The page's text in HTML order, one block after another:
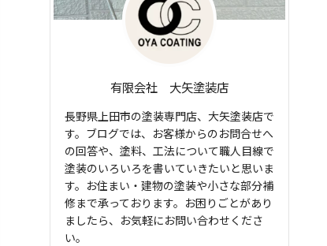
有限会社 大矢塗装店
長野県上田市の塗装専門店、大矢塗装店で
す。ブログでは、お客様からのお問合せへ
の回答や、塗料、工法について職人目線で
塗装のいろいろを書いていきたいと思いま
す。お住まい・建物の塗装や小さな部分補
修まで承っております。お困りごとがあり
ましたら、お気軽にお問い合わせくださ
い。